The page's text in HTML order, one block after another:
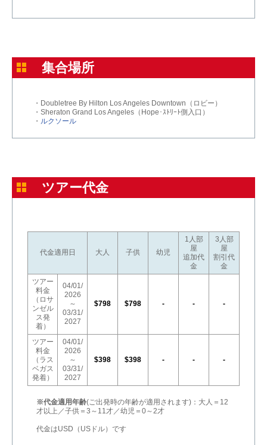
集合場所
・Doubletree By Hilton Los Angeles Downtown（ロビー）
・Sheraton Grand Los Angeles（Hope･ｽﾄﾘｰﾄ側入口）
・ ルクソール
ツアー代金
代金適用日 大人 子供 幼児
1人部
屋
追加代
金
3人部
屋
割引代
金
ツアー
料金
（ロサ
ンゼル
ス発
着）
04/01/
2026
～
03/31/
2027
$798 $798 - - -
ツアー
料金
（ラス
ベガス
発着）
04/01/
2026
～
03/31/
2027
$398 $398 - - -
※代金適用年齢(ご出発時の年齢が適用されます)：大人＝12
才以上／子供＝3～11才／幼児＝0～2才
代金はUSD（USドル）です